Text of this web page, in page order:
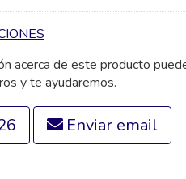
acerca de este producto
y te ayudaremos.
Enviar email